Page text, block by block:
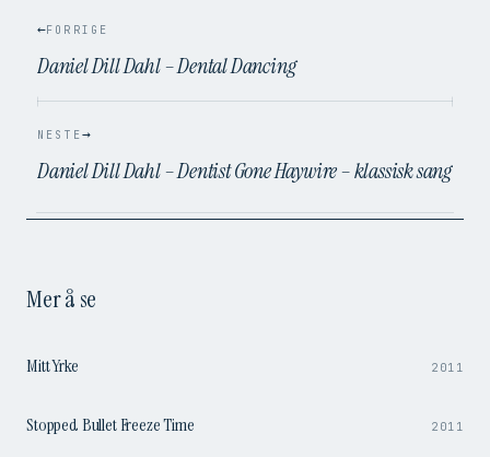
←FORRIGE
Daniel Dill Dahl – Dental Dancing
NESTE→
Daniel Dill Dahl – Dentist Gone Haywire – klassisk sang
Mer å se
Mitt Yrke 2011
0:51
Stopped Bullet Freeze Time 2011
4:09